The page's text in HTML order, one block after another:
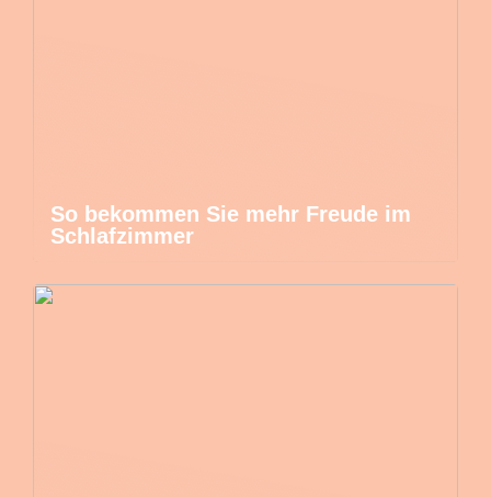
So bekommen Sie mehr Freude im
Schlafzimmer